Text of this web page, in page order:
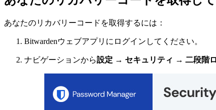
あなたのリカバリーコードを取得するには：
Bitwardenウェブアプリにログインしてください。
ナビゲーションから設定 → セキュリティ → 二段階